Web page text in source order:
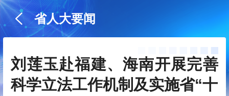
省人大要闻
刘莲玉赴福建、海南开展完善
科学立法工作机制及实施省“十